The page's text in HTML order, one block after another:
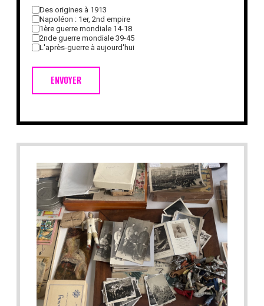
ENVOYER
Des origines à 1913
Napoléon : 1er, 2nd empire
1ère guerre mondiale 14-18
2nde guerre mondiale 39-45
L'après-guerre à aujourd'hui